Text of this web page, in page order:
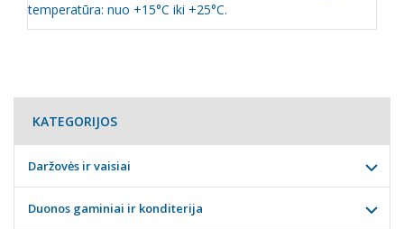
temperatūra: nuo +15°C iki +25°C.
KATEGORIJOS
Daržovės ir vaisiai
Duonos gaminiai ir konditerija